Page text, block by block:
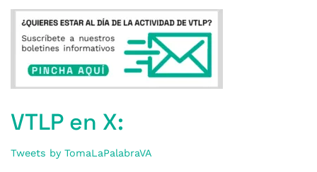
VTLP en X:
Tweets by TomaLaPalabraVA